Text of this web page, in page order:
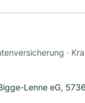
·
Lenne eG,